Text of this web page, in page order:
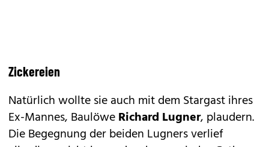
Zickereien
Natürlich wollte sie auch mit dem Stargast ihres
Ex-Mannes, BaulöweRichard Lugner, plaudern.
Die Begegnung der beiden Lugners verlief